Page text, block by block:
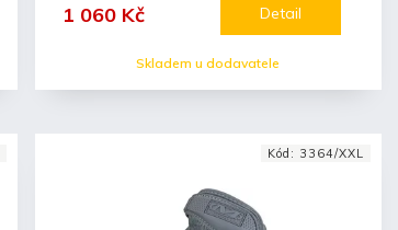
Skladem u dodavatele
1 060 Kč Detail
Kód: 3364/XXL